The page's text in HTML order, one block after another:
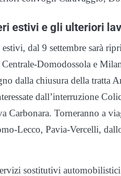
estivi e gli ulteriori
dal 9 settembre sarà
Domodossola e
dalla chiusura della tratta
dall’interruzione
Carbonara. Torneranno a
Lecco, Pavia-Vercelli,
sostitutivi